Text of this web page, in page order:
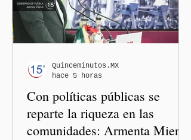
el ocultamiento de
evidencias relacionadas con
la desaparición de los 43
Normal Rural "Raúl Isidro
Burgos" de Ayotzinapa. A
través
Con políticas públicas se
reparte la riqueza en las
comunidades: Armenta Mier
Quinceminutos.MX
hace 5 horas